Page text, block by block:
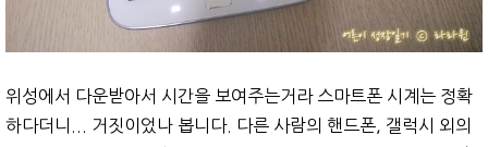
위성에서 다운받아서 시간을 보여주는거라 스마트폰 시계는 정확
하다더니... 거짓이었나 봅니다. 다른 사람의 핸드폰, 갤럭시 외의